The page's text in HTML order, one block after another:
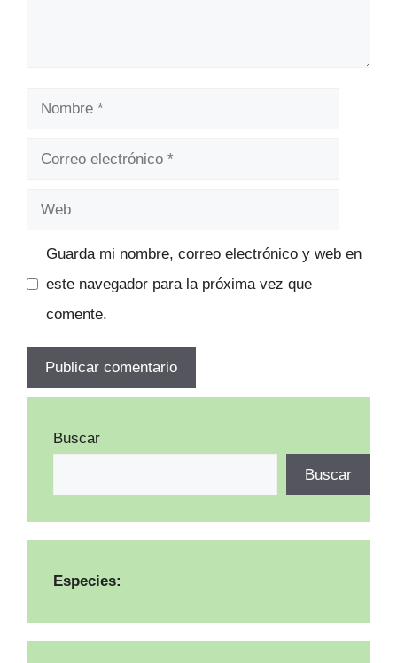
Nombre
Correo
Web
Guarda mi nombre, correo electrónico y web en
este navegador para la próxima vez que
comente.
Buscar
Buscar
Especies: